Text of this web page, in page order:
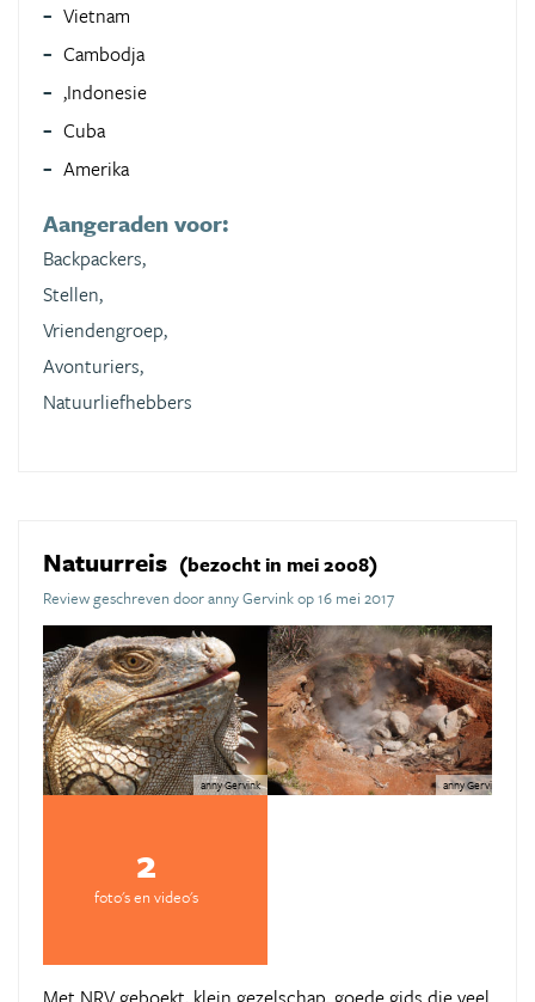
Vietnam
Cambodja
,Indonesie
Cuba
Amerika
Aangeraden voor:
Backpackers,
Stellen,
Vriendengroep,
Avonturiers,
Natuurliefhebbers
Natuurreis (bezocht in mei 2008)
Review geschreven door anny Gervink op 16 mei 2017
anny Gervink anny Gervink
2
foto's en video's